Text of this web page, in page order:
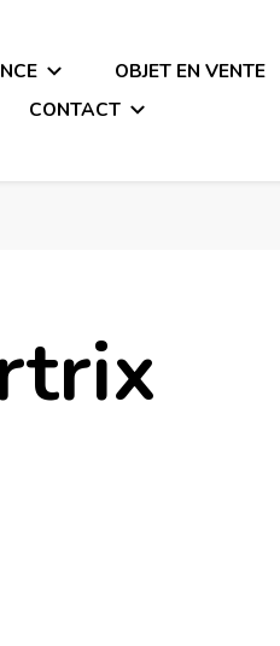
–
OBJET EN VENTE
CONTACT